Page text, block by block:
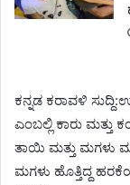
ಕನ್ನಡ ಕರಾವಳಿ
ಎಂಬಲ್ಲಿ ಕಾರು ಮತ್ತು
ತಾಯಿ ಮತ್ತು ಮಗಳು
ಮಗಳು ಹೊತ್ತಿದ್ದ